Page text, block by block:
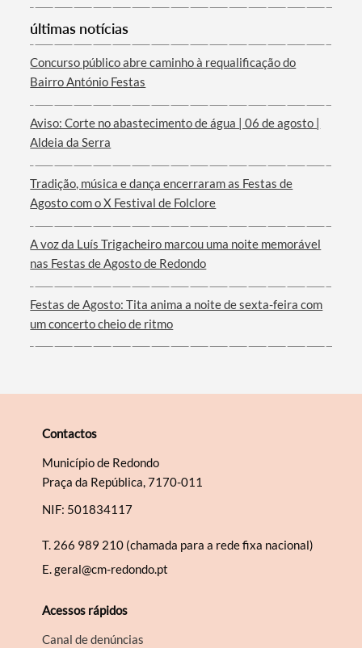
Termo de Pesquisa
Categorias gerais
Filtros
últimas notícias
Concurso público abre caminho à requalificação do
Bairro António Festas
Aviso: Corte no abastecimento de água | 06 de agosto |
Aldeia da Serra
Tradição, música e dança encerraram as Festas de
Agosto com o X Festival de Folclore
A voz da Luís Trigacheiro marcou uma noite memorável
nas Festas de Agosto de Redondo
Festas de Agosto: Tita anima a noite de sexta-feira com
um concerto cheio de ritmo
Contactos
Município de Redondo
Praça da República, 7170-011
NIF: 501834117
T. 266 989 210 (chamada para a rede fixa nacional)
E.geral@cm-redondo.pt
Acessos rápidos
Canal de denúncias